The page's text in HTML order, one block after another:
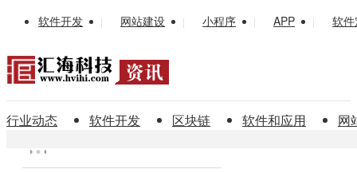
软件开发 | 网站建设 | 小程序 | APP | 软
行业动态 软件开发 区块链 软件和应用 网